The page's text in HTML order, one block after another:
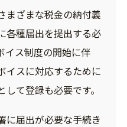
まざまな税金の納付義
各種届出を提出する必
イス制度の開始に伴
イスに対応するために
て登録も必要です。
に届出が必要な手続き